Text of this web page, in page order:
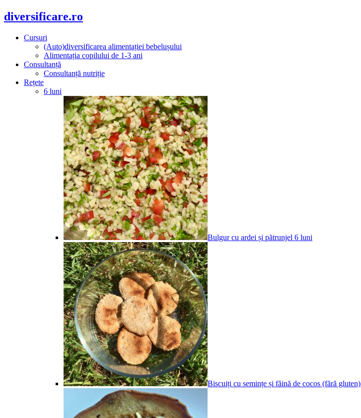
diversificare.ro
Cursuri
(Auto)diversificarea alimentației bebelușului
Alimentația copilului de 1-3 ani
Consultanță
Consultanță nutriție
Rețete
6 luni
Bulgur cu ardei și pătrunjel 6 luni
Biscuiți cu semințe și făină de cocos (fără gluten)